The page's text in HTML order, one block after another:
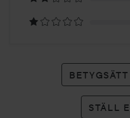
betyg
STÄLL